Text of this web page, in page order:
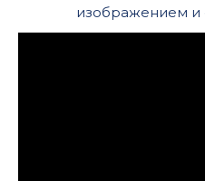
изображением и